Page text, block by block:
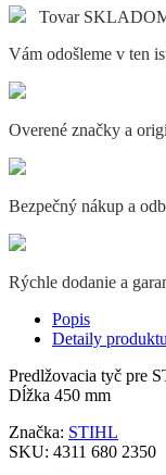
Tovar
Vám odošleme v ten
Overené značky a
Bezpečný nákup a
Rýchle dodanie a
Popis
Detaily produktu
Predlžovacia tyč pre
Dĺžka 450 mm
Značka: STIHL
SKU: 4311 680 2350